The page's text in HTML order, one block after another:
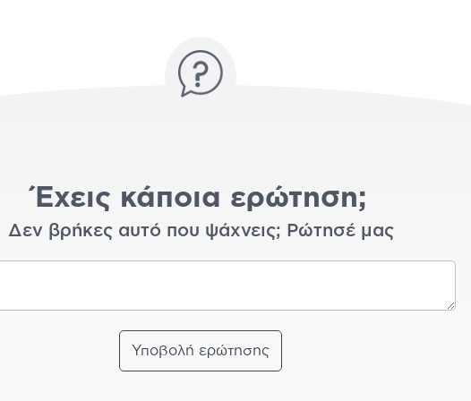
Έχεις κάποια ερώτηση;
Δεν βρήκες αυτό που ψάχνεις; Ρώτησέ μας
Υποβολή ερώτησης